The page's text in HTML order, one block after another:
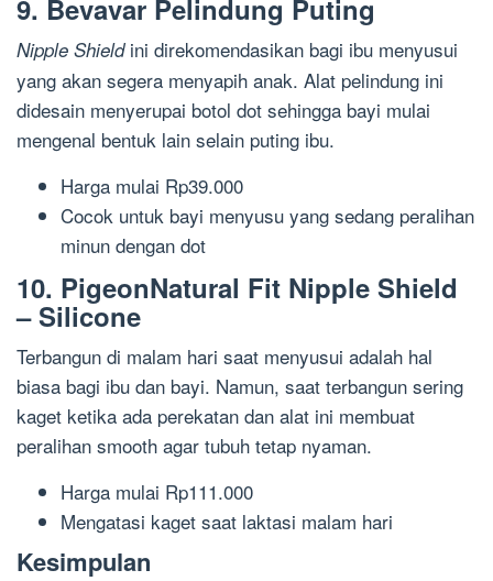
9. Bevavar Pelindung Puting
Nipple Shield ini direkomendasikan bagi ibu menyusui
yang akan segera menyapih anak. Alat pelindung ini
didesain menyerupai botol dot sehingga bayi mulai
mengenal bentuk lain selain puting ibu.
Harga mulai Rp39.000
Cocok untuk bayi menyusu yang sedang peralihan
minun dengan dot
10. PigeonNatural Fit Nipple Shield
– Silicone
Terbangun di malam hari saat menyusui adalah hal
biasa bagi ibu dan bayi. Namun, saat terbangun sering
kaget ketika ada perekatan dan alat ini membuat
peralihan smooth agar tubuh tetap nyaman.
Harga mulai Rp111.000
Mengatasi kaget saat laktasi malam hari
Kesimpulan